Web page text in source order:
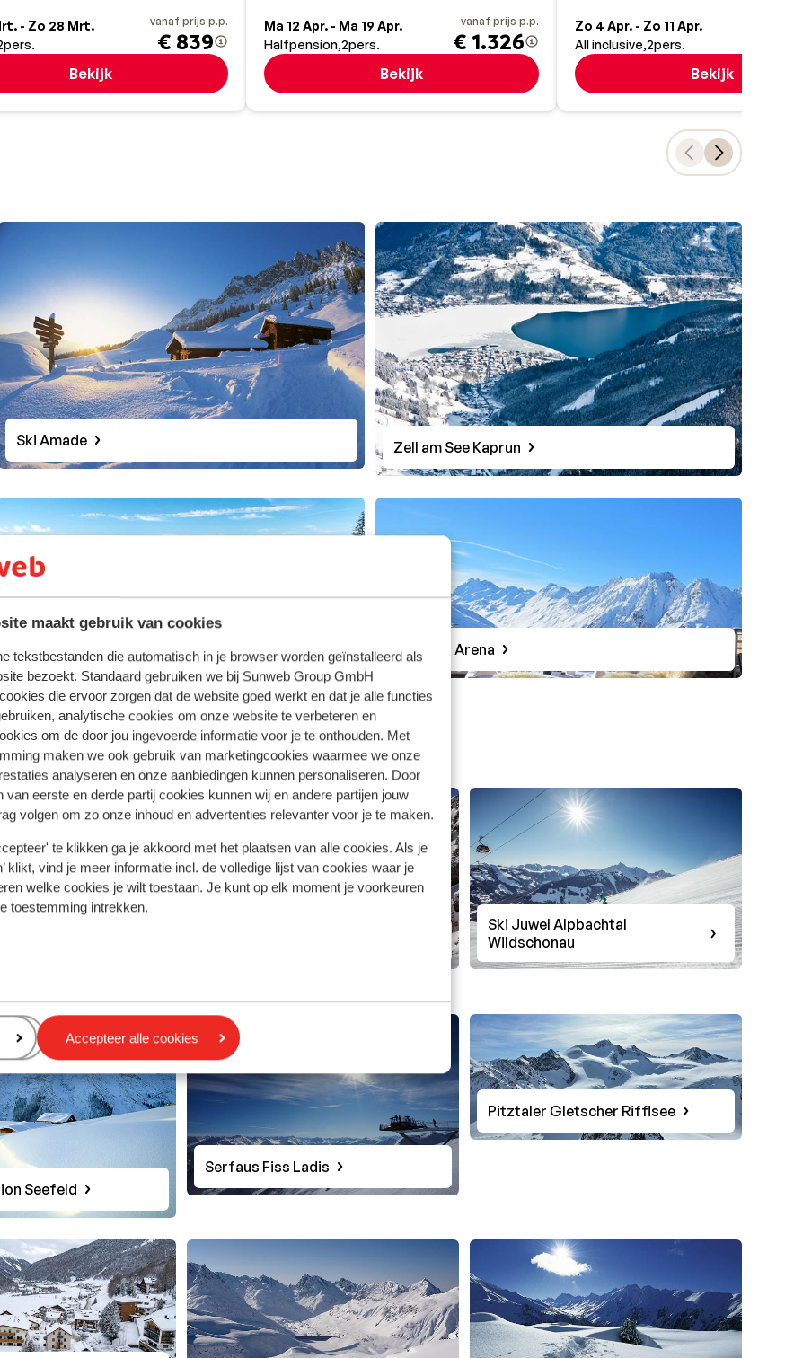
maakt gebruik van cookies
tekstbestanden die automatisch in je browser worden geïnstalleerd als
bezoekt. Standaard gebruiken we bij Sunweb Group GmbH
die ervoor zorgen dat de website goed werkt en dat je alle functies
analytische cookies om onze website te verbeteren en
om de door jou ingevoerde informatie voor je te onthouden. Met
maken we ook gebruik van marketingcookies waarmee we onze
analyseren en onze aanbiedingen kunnen personaliseren. Door
van eerste en derde partij cookies kunnen wij en andere partijen jouw
volgen om zo onze inhoud en advertenties relevanter voor je te maken.
te klikken ga je akkoord met het plaatsen van alle cookies. Als je
klikt, vind je meer informatie incl. de volledige lijst van cookies waar je
welke cookies je wilt toestaan. Je kunt op elk moment je voorkeuren
toestemming intrekken.
Accepteer alle cookies
- Zo 28 Mrt.
pers.
vanaf prijs p.p.
€ 839
Bekijk
Ma 12 Apr. - Ma 19 Apr.
Halfpension 2pers.
vanaf prijs p.p.
€ 1.326
Bekijk
Zo 4 Apr. - Zo 11 Apr.
All inclusive 2pers.
Bekijk
Ski Amade Zell am See Kaprun
Wilder Kaiser Brixental
Silvretta Arena
Ski Juwel Alpbachtal
Wildschonau
Seefeld
Serfaus Fiss Ladis
Pitztaler Gletscher Rifflsee